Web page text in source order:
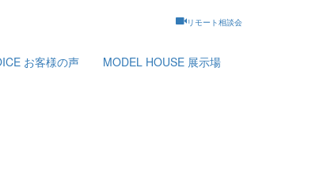
リモート相談会
お客様の声 MODEL HOUSE 展示場